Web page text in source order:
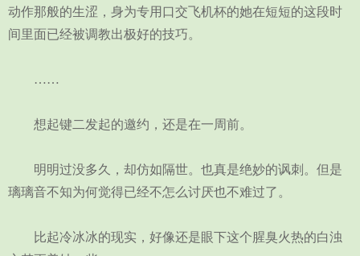
动作那般的生涩，身为专用口交飞机杯的她在短短的这段时
间里面已经被调教出极好的技巧。
……
想起键二发起的邀约，还是在一周前。
明明过没多久，却仿如隔世。也真是绝妙的讽刺。但是
璃璃音不知为何觉得已经不怎么讨厌也不难过了。
比起冷冰冰的现实，好像还是眼下这个腥臭火热的白浊